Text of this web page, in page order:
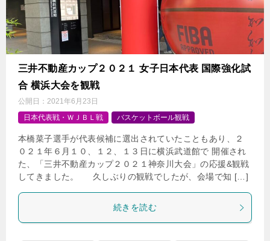
三井不動産カップ２０２１ 女子日本代表 国際強化試
合 横浜大会を観戦
公開日： 2021年6月23日
日本代表戦・ＷＪＢＬ戦
バスケットボール観戦
本橋菜子選手が代表候補に選出されていたこともあり、２
０２１年６月１０、１２、１３日に横浜武道館で 開催され
た、「三井不動産カップ２０２１神奈川大会」の応援&観戦
してきました。 久しぶりの観戦でしたが、会場で知 […]
続きを読む